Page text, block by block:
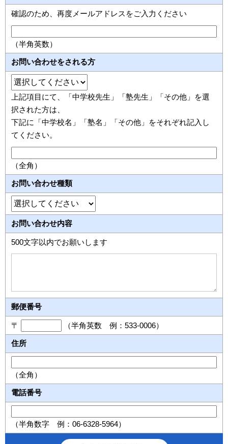
確認のため、再度メールアドレスをご入力ください
（半角英数）
お問い合わせをされる方
上記項目にて、「中学校先生」「塾先生」「その他」を選
択された方は、
下記に「中学校名」「塾名」「その他」をそれぞれ記入し
てください。
（全角）
お問い合わせ種類
お問い合わせ内容
500文字以内でお願いします
郵便番号
〒 （半角英数 例：533-0006）
住所
（全角）
電話番号
（半角数字 例：06-6328-5964）